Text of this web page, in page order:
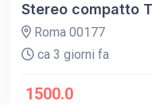
Stereo compatto
Roma 00177
ca 3 giorni fa
1500.0